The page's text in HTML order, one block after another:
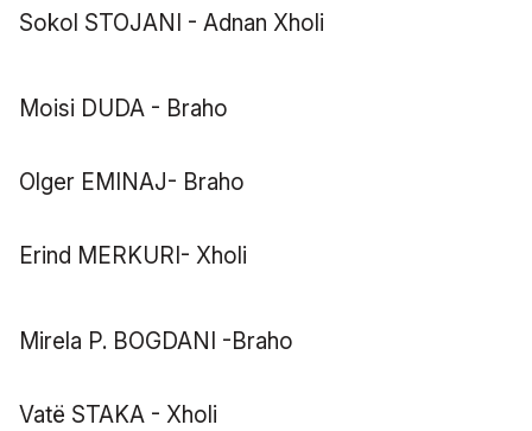
Sokol STOJANI - Adnan Xholi
Moisi DUDA - Braho
Olger EMINAJ- Braho
Erind MERKURI- Xholi
Mirela P. BOGDANI -Braho
Vatë STAKA - Xholi